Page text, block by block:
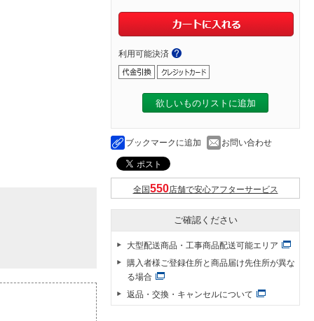
利用可能決済
欲しいものリストに追加
ブックマークに追加 お問い合わせ
全国 店舗で安心アフターサービス
ご確認ください
大型配送商品・工事商品配送可能エリア
購入者様ご登録住所と商品届け先住所が異な
る場合
返品・交換・キャンセルについて